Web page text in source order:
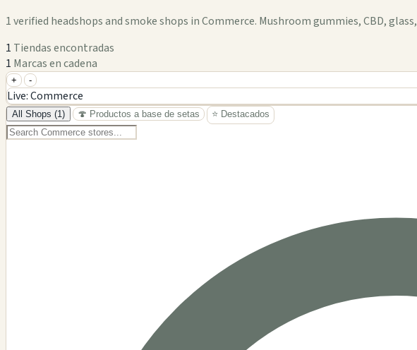
1 verified headshops and smoke shops in Commerce. Mushroom gummies, CBD,
1 Tiendas encontradas
1 Marcas en cadena
+
−
+ -
Live: Commerce
All Shops (1) 🍄 Productos a base de setas ⭐ Destacados